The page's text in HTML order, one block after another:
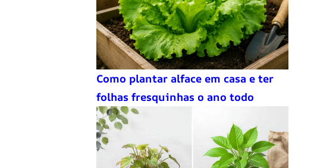
Como plantar alface em casa e ter
folhas fresquinhas o ano todo